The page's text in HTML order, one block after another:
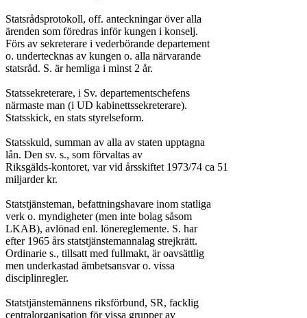
Statsrådsprotokoll, off. anteckningar över alla
ärenden som föredras inför kungen i konselj.
Förs av sekreterare i vederbörande departement
o. undertecknas av kungen o. alla närvarande
statsråd. S. är hemliga i minst 2 år.
Statssekreterare, i Sv. departementschefens
närmaste man (i UD kabinettssekreterare).
Statsskick, en stats styrelseform.
Statsskuld, summan av alla av staten upptagna
lån. Den sv. s., som förvaltas av
Riksgälds-kontoret, var vid årsskiftet 1973/74 ca 51
miljarder kr.
Statstjänsteman, befattningshavare inom statliga
verk o. myndigheter (men inte bolag såsom
LKAB), avlönad enl. lönereglemente. S. har
efter 1965 års statstjänstemannalag strejkrätt.
Ordinarie s., tillsatt med fullmakt, är oavsättlig
men underkastad ämbetsansvar o. vissa
disciplinregler.
Statstjänstemännens riksförbund, SR, facklig
centralorganisation för vissa grupper av